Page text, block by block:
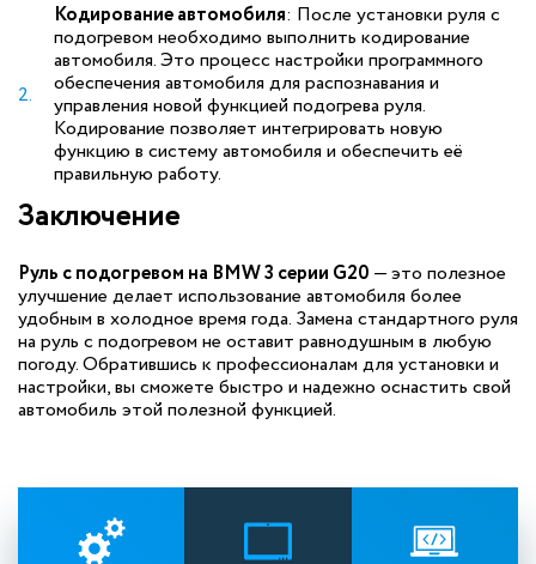
Кодирование автомобиля: После установки руля с
подогревом необходимо выполнить кодирование
автомобиля. Это процесс настройки программного
обеспечения автомобиля для распознавания и
управления новой функцией подогрева руля.
Кодирование позволяет интегрировать новую
функцию в систему автомобиля и обеспечить её
правильную работу.
Заключение
Руль с подогревом на BMW 3 серии G20 — это полезное
улучшение делает использование автомобиля более
удобным в холодное время года. Замена стандартного руля
на руль с подогревом не оставит равнодушным в любую
погоду. Обратившись к профессионалам для установки и
настройки, вы сможете быстро и надежно оснастить свой
автомобиль этой полезной функцией.